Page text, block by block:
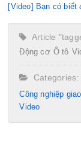
[Video] Bạn có biết
Article
Động cơ Ô tô
Categories:
Công nghiệp
Video